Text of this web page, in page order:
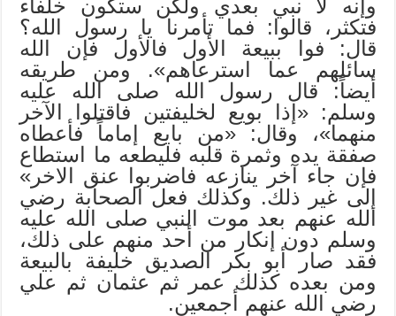
وإنه لا نبي بعدي ولكن ستكون خلفاء
فتكثر، قالوا: فما تأمرنا يا رسول الله؟
قال: فوا ببيعة الأول فالأول فإن الله
سائلهم عما استرعاهم». ومن طريقه
أيضاً: قال رسول الله صلى الله عليه
وسلم: «إذا بويع لخليفتين فاقتلوا الآخر
منهما»، وقال: «من بايع إماماً فأعطاه
صفقة يده وثمرة قلبه فليطعه ما استطاع
فإن جاء آخر ينازعه فاضربوا عنق الاخر»
إلى غير ذلك. وكذلك فعل الصحابة رضي
الله عنهم بعد موت النبي صلى الله عليه
وسلم دون إنكار من أحد منهم على ذلك،
فقد صار أبو بكر الصديق خليفة بالبيعة
ومن بعده كذلك عمر ثم عثمان ثم علي
رضي الله عنهم أجمعين.